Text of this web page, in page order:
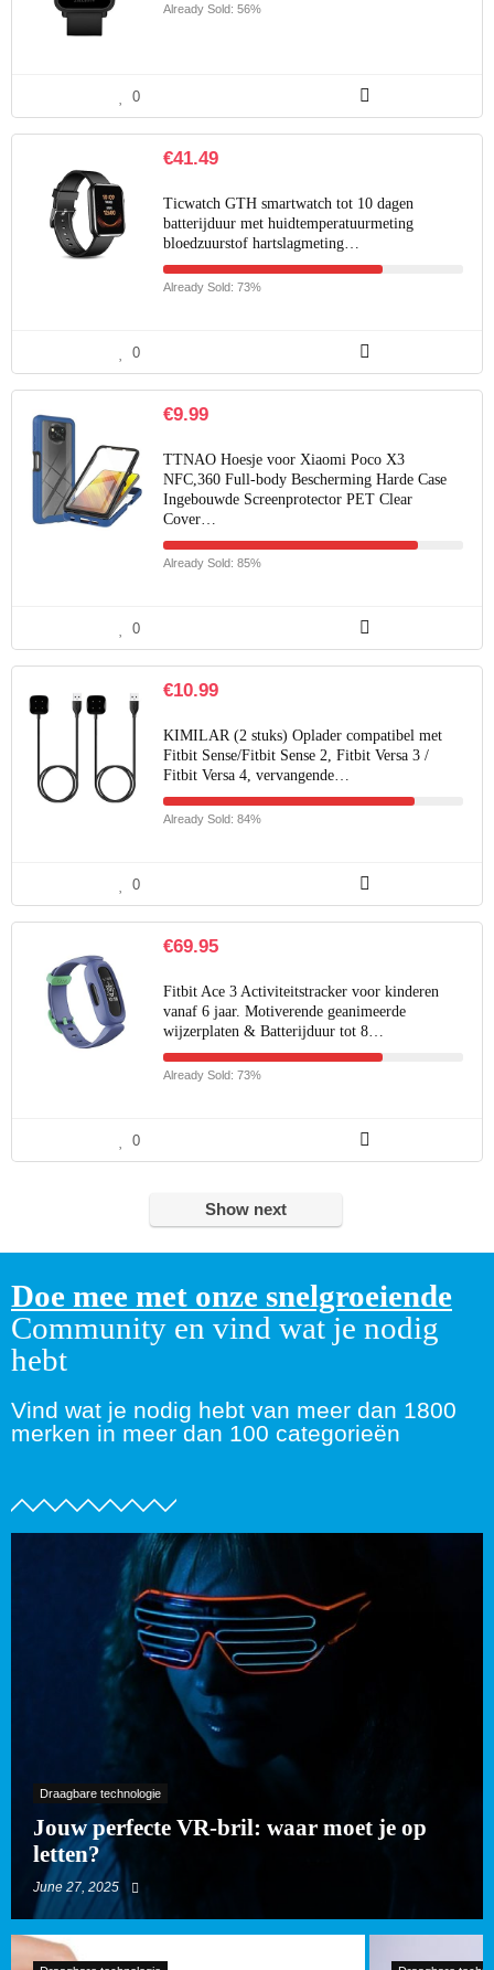
Already Sold: 56%
0
€41.49
Ticwatch GTH smartwatch tot 10 dagen
batterijduur met huidtemperatuurmeting
bloedzuurstof hartslagmeting…
Already Sold: 73%
0
€9.99
TTNAO Hoesje voor Xiaomi Poco X3
NFC,360 Full-body Bescherming Harde Case
Ingebouwde Screenprotector PET Clear
Cover…
Already Sold: 85%
0
€10.99
KIMILAR (2 stuks) Oplader compatibel met
Fitbit Sense/Fitbit Sense 2, Fitbit Versa 3 /
Fitbit Versa 4, vervangende…
Already Sold: 84%
0
€69.95
Fitbit Ace 3 Activiteitstracker voor kinderen
vanaf 6 jaar. Motiverende geanimeerde
wijzerplaten & Batterijduur tot 8…
Already Sold: 73%
0
Show next
Doe mee met onze snelgroeiende
Community en vind wat je nodig
hebt
Vind wat je nodig hebt van meer dan 1800
merken in meer dan 100 categorieën
Draagbare technologie
Jouw perfecte VR-bril: waar moet je op
letten?
June 27, 2025